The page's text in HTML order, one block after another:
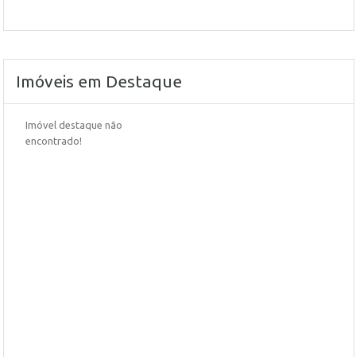
Imóveis em Destaque
Imóvel destaque não
encontrado!